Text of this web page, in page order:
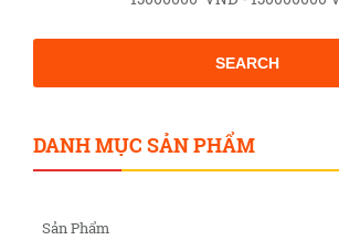
SEARCH
DANH MỤC SẢN PHẨM
Sản Phẩm